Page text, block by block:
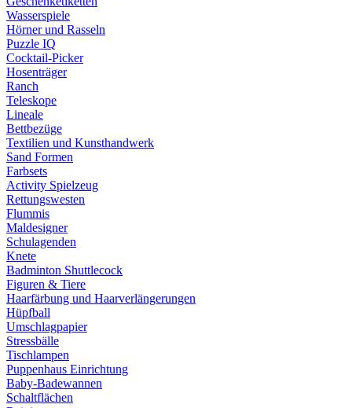
Wasserspiele
Hörner und Rasseln
Puzzle IQ
Cocktail-Picker
Hosenträger
Ranch
Teleskope
Lineale
Bettbezüge
Textilien und Kunsthandwerk
Sand Formen
Farbsets
Activity Spielzeug
Rettungswesten
Flummis
Maldesigner
Schulagenden
Knete
Badminton Shuttlecock
Figuren & Tiere
Haarfärbung und Haarverlängerungen
Hüpfball
Umschlagpapier
Stressbälle
Tischlampen
Puppenhaus Einrichtung
Baby-Badewannen
Schaltflächen